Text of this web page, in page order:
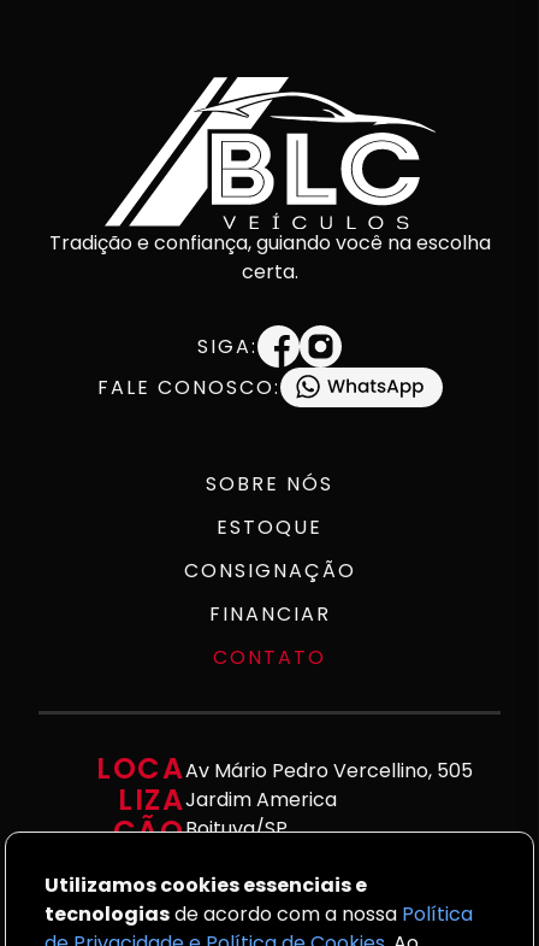
Tradição e confiança, guiando você na escolha
certa.
SIGA:
FALE CONOSCO:
SOBRE NÓS
ESTOQUE
CONSIGNAÇÃO
FINANCIAR
CONTATO
LOCA
LIZA
ÇÃO
Av Mário Pedro Vercellino, 505
Jardim America
Boituva/SP
TA
TO
(15) 3263-4646
(15) 9 9827-4646
Utilizamos cookies essenciais e
tecnologiasde acordo com a nossa Política